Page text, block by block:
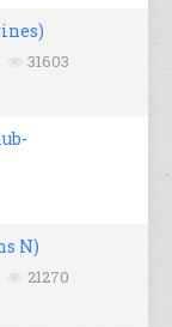
31603
N)
21270